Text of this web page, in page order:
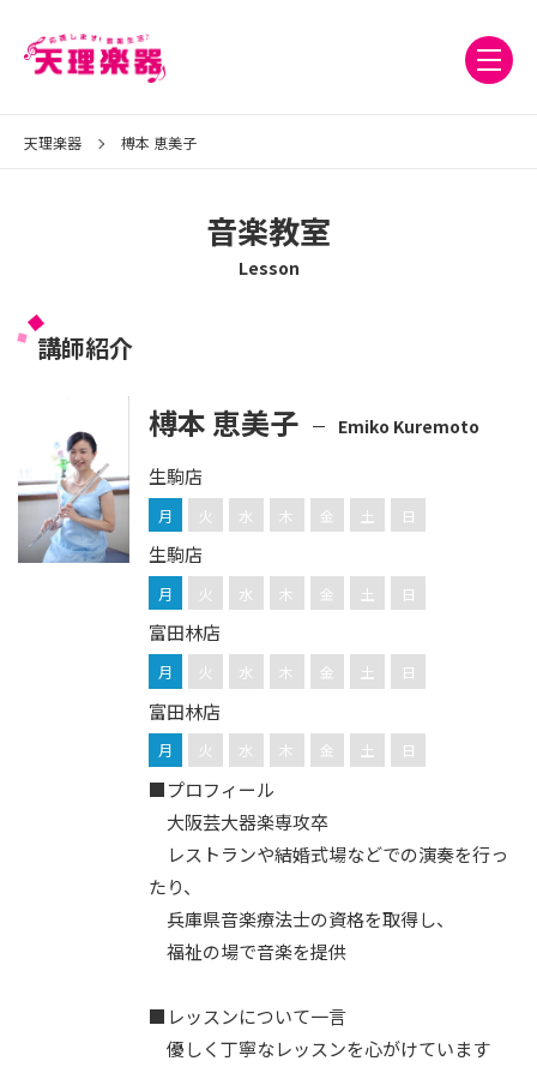
天理楽器 榑本 恵美子
音楽教室
Lesson
講師紹介
榑本 恵美子 Emiko Kuremoto
生駒店
月 火 水 木 金 土 日
生駒店
月 火 水 木 金 土 日
富田林店
月 火 水 木 金 土 日
富田林店
月 火 水 木 金 土 日
■プロフィール
大阪芸大器楽専攻卒
レストランや結婚式場などでの演奏を行っ
たり、
兵庫県音楽療法士の資格を取得し、
福祉の場で音楽を提供
■レッスンについて一言
優しく丁寧なレッスンを心がけています